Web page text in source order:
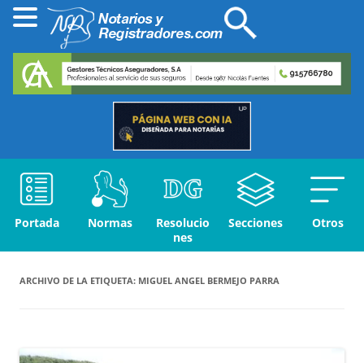
Portada Normas
Resolucio
nes
Secciones Otros
ARCHIVO DE LA ETIQUETA: MIGUEL ANGEL BERMEJO PARRA